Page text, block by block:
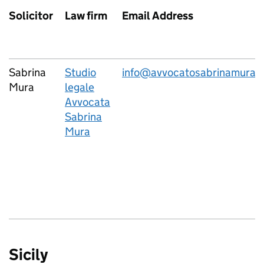
Solicitor Law firm Email Address
Sabrina
Mura
Studio
legale
Avvocata
Sabrina
Mura
Sicily